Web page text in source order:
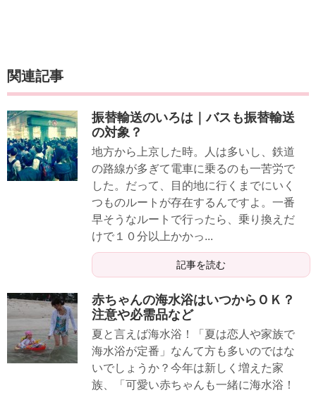
関連記事
振替輸送のいろは｜バスも振替輸送
の対象？
地方から上京した時。人は多いし、鉄道
の路線が多ぎて電車に乗るのも一苦労で
した。だって、目的地に行くまでにいく
つものルートが存在するんですよ。一番
早そうなルートで行ったら、乗り換えだ
けで１０分以上かかっ...
記事を読む
赤ちゃんの海水浴はいつからＯＫ？
注意や必需品など
夏と言えば海水浴！「夏は恋人や家族で
海水浴が定番」なんて方も多いのではな
いでしょうか？今年は新しく増えた家
族、「可愛い赤ちゃんも一緒に海水浴！